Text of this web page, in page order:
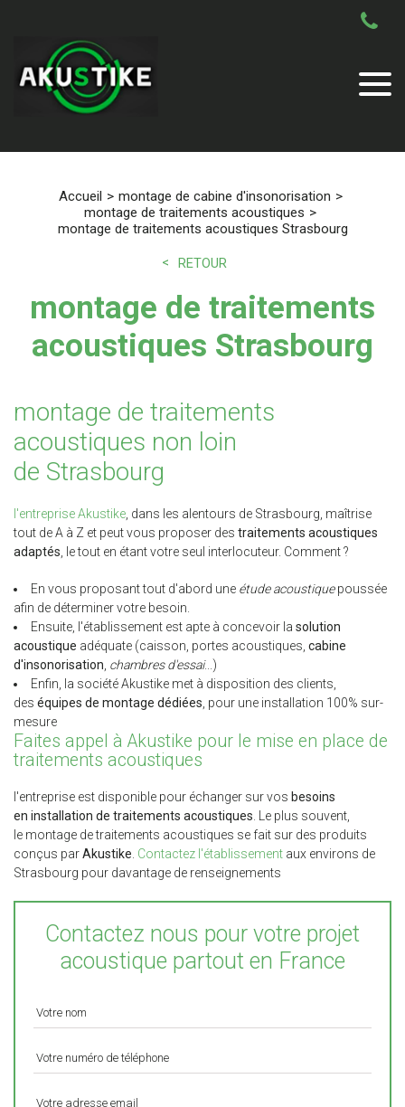
Accueil
montage de cabine d'insonorisation
montage de traitements acoustiques
montage de traitements acoustiques Strasbourg
RETOUR
montage de traitements
acoustiques Strasbourg
montage de traitements
acoustiques non loin
de Strasbourg
l'entreprise Akustike , dans les alentours de Strasbourg, maîtrise
tout de A à Z et peut vous proposer des traitements acoustiques
adaptés , le tout en étant votre seul interlocuteur. Comment ?
En vous proposant tout d'abord une étude acoustiquepoussée
afin de déterminer votre besoin.
Ensuite, l'établissement est apte à concevoir la solution
acoustique adéquate (caisson, portes acoustiques, cabine
d'insonorisation chambres d'essai...)
Enfin, la société Akustike met à disposition des clients,
des équipes de montage dédiées , pour une installation 100% sur-
mesure
Faites appel à Akustike pour le mise en place de
traitements acoustiques
l'entreprise est disponible pour échanger sur vos besoins
en installation de traitements acoustiques . Le plus souvent,
le montage de traitements acoustiques se fait sur des produits
conçus parAkustike Contactez l'établissement aux environs de
Strasbourg pour davantage de renseignements
Contactez nous pour votre projet
acoustique partout en France